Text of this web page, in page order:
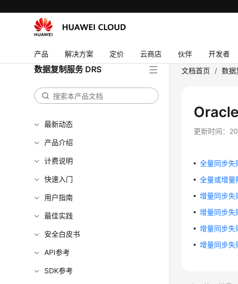
产品 解决方案 定价 云商店 伙伴 开发者
数据复制服务 DRS
最新动态
产品介绍
计费说明
快速入门
用户指南
最佳实践
安全白皮书
API参考
SDK参考
文档首页 / 数据
更新时间：
全量同步
全量或增量
增量同步
增量同步
增量同步
增量同步